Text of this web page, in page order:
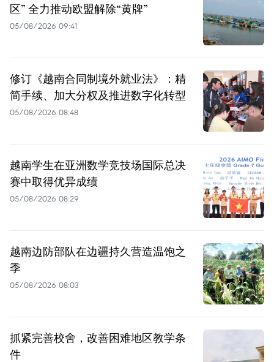
区” 全力推动欧盟解除“黄牌”
05/08/2026 09:41
修订《越南合同制境外就业法》：精
简手续、加大分权及推进数字化转型
05/08/2026 08:48
越南学生在亚洲数学竞技场国际总决
赛中取得优异成绩
05/08/2026 08:29
越南边防部队在边疆持久营造温饱之
季
05/08/2026 08:03
抓紧完善校舍，改善困难地区教学条
件